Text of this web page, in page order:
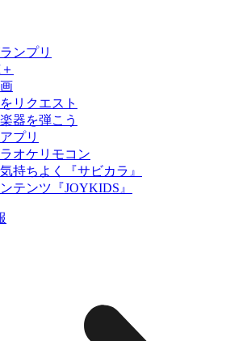
ンプリ
リクエスト
器を弾こう
プリ
オケリモコン
持ちよく『サビカラ』
テンツ『JOYKIDS』